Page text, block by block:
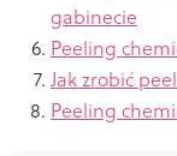
gabinecie
Peeling
Jak zrobić
Peeling